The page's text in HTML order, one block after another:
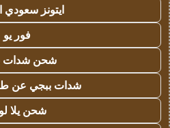
ايتونز
فور يو
شحن شدات
شدات ببجي عن
شحن يلا